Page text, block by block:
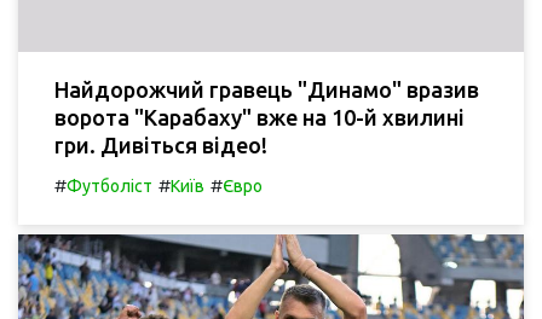
Найдорожчий гравець "Динамо" вразив
ворота "Карабаху" вже на 10-й хвилині
гри. Дивіться відео!
#Футболіст #Київ #Євро